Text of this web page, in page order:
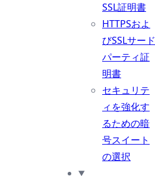
SSL証明書
HTTPSおよ
びSSLサード
パーティ証
明書
セキュリテ
ィを強化す
るための暗
号スイート
の選択